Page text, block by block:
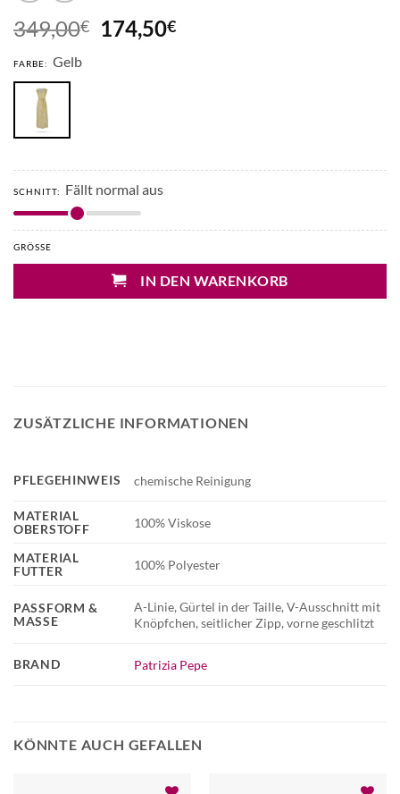
349,00€
Ursprünglicher
Preis
174,50€Aktueller
FARBE: Gelb
SCHNITT: Fällt normal aus
GRÖSSE
IN DEN WARENKORB
ZUSÄTZLICHE INFORMATIONEN
BRAND Patrizia Pepe
PFLEGEHINWEIS chemische Reinigung
MATERIAL
OBERSTOFF
100% Viskose
MATERIAL
FUTTER
100% Polyester
PASSFORM &
MASSE
A-Linie, Gürtel in der Taille, V-Ausschnitt mit
Knöpfchen, seitlicher Zipp, vorne geschlitzt
KÖNNTE AUCH GEFALLEN